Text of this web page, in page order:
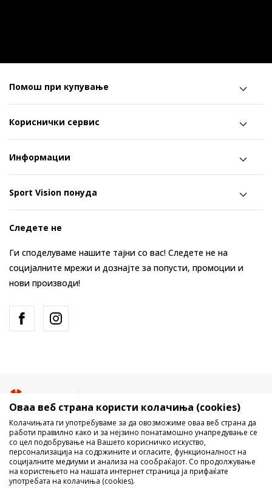
Помош при купување
Кориснички сервис
Информации
Sport Vision понуда
Следете не
Ги споделуваме нашите тајни со вас! Следете не на
социјалните мрежи и дознајте за попусти, промоции и
нови производи!
Не е дозволено превземање или користење на содржината од
Оваа веб страна користи колачиња (cookies)
Колачињата ги употребуваме за да овозможиме оваа веб страна да
работи правилно како и за нејзино понатамошно унапредување се
со цел подобрување на Вашето корисничко искуство,
персонализација на содржините и огласите, функционалност на
социјалните медиуми и анализа на сообраќајот. Со продолжување
на користењето на нашата интернет страница ја прифаќате
употребата на колачиња (cookies).